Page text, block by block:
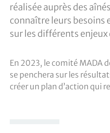
réalisée auprès des
connaître leurs besoins
sur les différents
En 2023, le comité MADA
se penchera sur les
créer un plan d’action qui